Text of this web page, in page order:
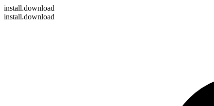
install.download
install.download